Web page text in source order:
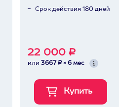
Срок действия 180 дней
22 000 ₽
или 3667 ₽ × 6 мес